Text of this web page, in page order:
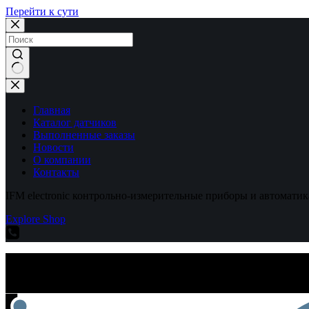
Перейти к сути
Ничего
не
найденоГлавная
Каталог датчиков
Выполненные заказы
Новости
О компании
Контакты
IFM electronic контрольно-измерительные приборы и
Explore Shop